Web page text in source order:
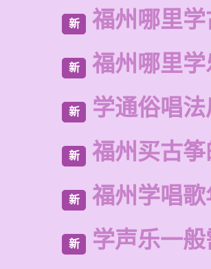
新 福州哪里
新 福州哪里
新 学通俗唱
新 福州买古
新 福州学唱
新 学声乐一